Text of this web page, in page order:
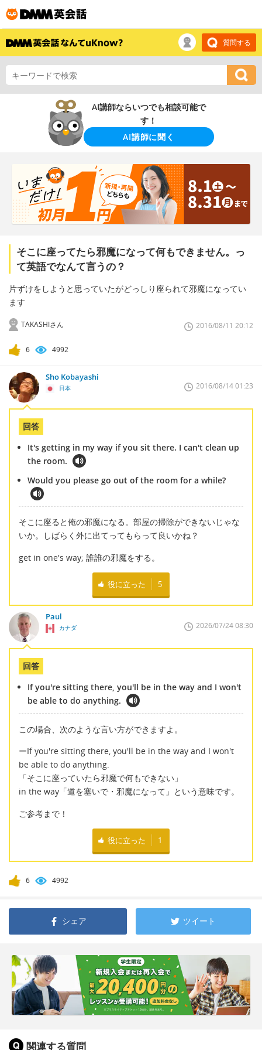
質問する
AI講師ならいつでも相談可能で
す！
AI講師に聞く
そこに座ってたら邪魔になって何もできません。っ
て英語でなんて言うの？
片ずけをしようと思っていたがどっしり座られて邪魔になってい
ます
TAKASHIさん 2016/08/11 20:12
6 4992
Sho Kobayashi
日本 2016/08/14 01:23
回答
It's getting in my way if you sit there. I can't clean up
the room.
Would you please go out of the room for a while?
そこに座ると俺の邪魔になる。部屋の掃除ができないじゃな
いか。しばらく外に出てってもらって良いかね？
get in one's way; 誰誰の邪魔をする。
役に立った 5
Paul
カナダ 2026/07/24 08:30
回答
If you're sitting there, you'll be in the way and I won't
be able to do anything.
この場合、次のような言い方ができますよ。
ーIf you're sitting there, you'll be in the way and I won't
be able to do anything.
「そこに座っていたら邪魔で何もできない」
in the way「道を塞いで・邪魔になって」という意味です。
ご参考まで！
役に立った 1
6 4992
シェア ツイート
関連する質問